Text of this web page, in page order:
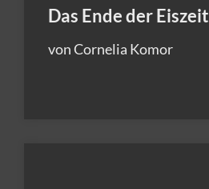
Das Ende der Eiszeit
von Cornelia Komor